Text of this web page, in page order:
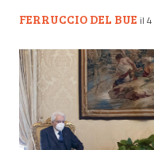
FERRUCCIO DEL BUE il